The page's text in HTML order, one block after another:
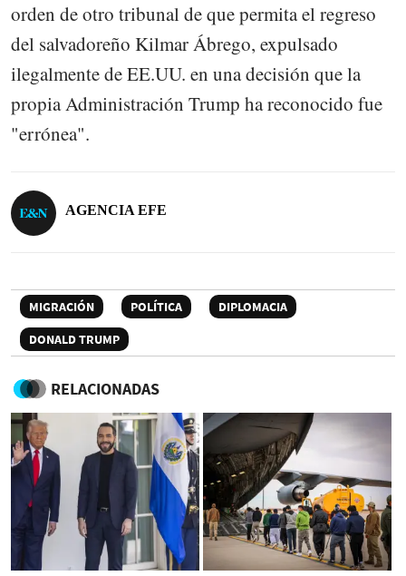
orden de otro tribunal de que permita el regreso
del salvadoreño Kilmar Ábrego, expulsado
ilegalmente de EE.UU. en una decisión que la
propia Administración Trump ha reconocido fue
"errónea".
AGENCIA EFE
MIGRACIÓN POLÍTICA
DIPLOMACIA
DONALD TRUMP
RELACIONADAS